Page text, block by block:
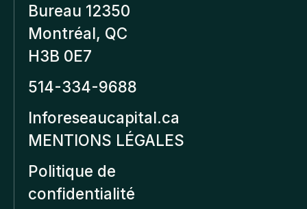
Bureau 12350
Montréal, QC
H3B 0E7
514-334-9688
Inforeseaucapital.ca
MENTIONS LÉGALES
Politique de
confidentialité